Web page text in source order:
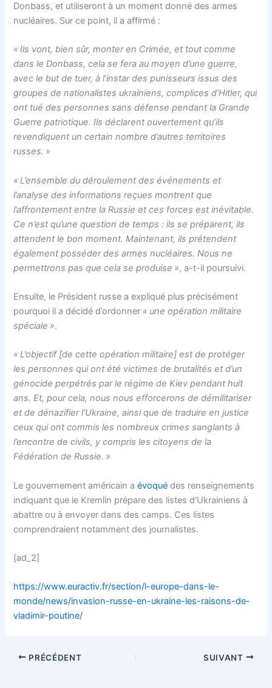
Donbass, et utiliseront à un moment donné des armes
nucléaires. Sur ce point, il a affirmé :
« Ils vont, bien sûr, monter en Crimée, et tout comme
dans le Donbass, cela se fera au moyen d’une guerre,
avec le but de tuer, à l’instar des punisseurs issus des
groupes de nationalistes ukrainiens, complices d’Hitler, qui
ont tué des personnes sans défense pendant la Grande
Guerre patriotique. Ils déclarent ouvertement qu’ils
revendiquent un certain nombre d’autres territoires
russes. »
« L’ensemble du déroulement des événements et
l’analyse des informations reçues montrent que
l’affrontement entre la Russie et ces forces est inévitable.
Ce n’est qu’une question de temps : ils se préparent, ils
attendent le bon moment. Maintenant, ils prétendent
également posséder des armes nucléaires. Nous ne
permettrons pas que cela se produise », a-t-il poursuivi.
Ensuite, le Président russe a expliqué plus précisément
pourquoi il a décidé d’ordonner « une opération militaire
spéciale ».
« L’objectif [de cette opération militaire] est de protéger
les personnes qui ont été victimes de brutalités et d’un
génocide perpétrés par le régime de Kiev pendant huit
ans. Et, pour cela, nous nous efforcerons de démilitariser
et de dénazifier l’Ukraine, ainsi que de traduire en justice
ceux qui ont commis les nombreux crimes sanglants à
l’encontre de civils, y compris les citoyens de la
Fédération de Russie. »
Le gouvernement américain aévoqué des renseignements
indiquant que le Kremlin prépare des listes d’Ukrainiens à
abattre ou à envoyer dans des camps. Ces listes
comprendraient notamment des journalistes.
[ad_2]
https://www.euractiv.fr/section/l-europe-dans-le-
monde/news/invasion-russe-en-ukraine-les-raisons-de-
vladimir-poutine/
PRÉCÉDENT SUIVANT